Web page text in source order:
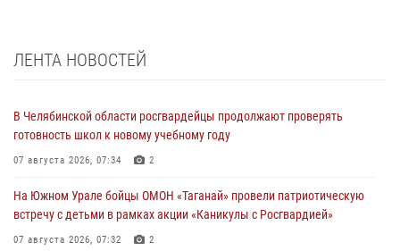
ЛЕНТА НОВОСТЕЙ
В Челябинской области росгвардейцы продолжают проверять
готовность школ к новому учебному году
07 августа 2026, 07:34 2
На Южном Урале бойцы ОМОН «Таганай» провели патриотическую
встречу с детьми в рамках акции «Каникулы с Росгвардией»
07 августа 2026, 07:32 2